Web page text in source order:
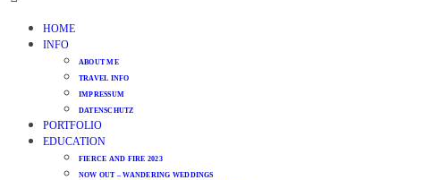
HOME
INFO
ABOUT ME
TRAVEL INFO
IMPRESSUM
DATENSCHUTZ
PORTFOLIO
EDUCATION
FIERCE AND FIRE 2023
NOW OUT – WANDERING WEDDINGS